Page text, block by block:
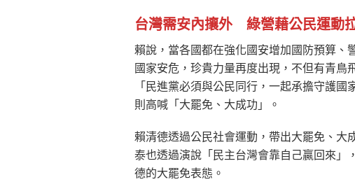
台灣需安內攘外 綠營藉公民運動
賴說，當各國都在強化國安增加國防預算、
國家安危，珍貴力量再度出現，不但有青鳥
「民進黨必須與公民同行，一起承擔守護
則高喊「大罷免、大成功」。
賴清德透過公民社會運動，帶出大罷免、大
泰也透過演說「民主台灣會靠自己贏回來」
德的大罷免表態。